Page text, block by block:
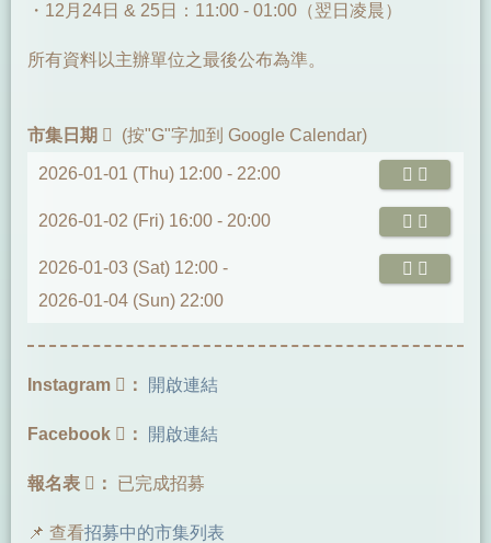
・12月24日 & 25日：11:00 - 01:00（翌日凌晨）
所有資料以主辦單位之最後公布為準。
市集日期 (按"G"字加到 Google Calendar)
2026-01-01 (Thu) 12:00 - 22:00
2026-01-02 (Fri) 16:00 - 20:00
2026-01-03 (Sat) 12:00 -
2026-01-04 (Sun) 22:00
Instagram ： 開啟連結
Facebook ： 開啟連結
報名表 ： 已完成招募
📌 查看招募中的市集列表